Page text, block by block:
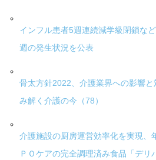
インフル患者5週連続減学級閉鎖な
週の発生状況を公表
骨太方針2022、介護業界への影響
み解く介護の今（78）
介護施設の厨房運営効率化を実現、
ＰＯケアの完全調理済み食品「デリ